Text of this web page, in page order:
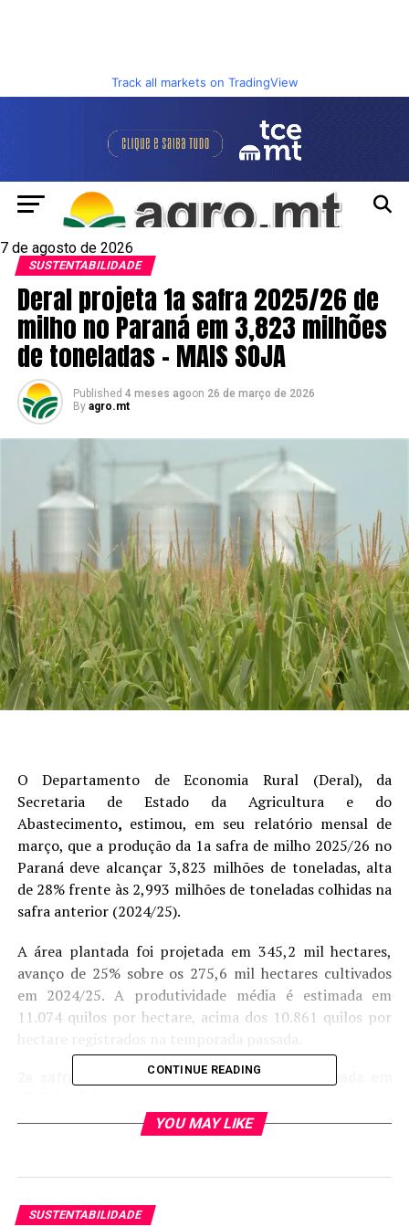
Track all markets on TradingView
7 de agosto de 2026
SUSTENTABILIDADE
Deral projeta 1a safra 2025/26 de
milho no Paraná em 3,823 milhões
de toneladas – MAIS SOJA
Published 4 meses agoon 26 de março de 2026
By agro.mt
O Departamento de Economia Rural (Deral), da
Secretaria de Estado da Agricultura e do
Abastecimento, estimou, em seu relatório mensal de
março, que a produção da 1a safra de milho 2025/26 no
Paraná deve alcançar 3,823 milhões de toneladas, alta
de 28% frente às 2,993 milhões de toneladas colhidas na
safra anterior (2024/25).
A área plantada foi projetada em 345,2 mil hectares,
avanço de 25% sobre os 275,6 mil hectares cultivados
em 2024/25. A produtividade média é estimada em
11.074 quilos por hectare, acima dos 10.861 quilos por
2a safra 2025/26 de milho do Paraná é estimada em
De acordo com o Deral, em seu relatório mensal de
Paraná deve atingir 17,540 milhões de toneladas, recuo
temporada anterior (2024/25).
CONTINUE READING
YOU MAY LIKE
SUSTENTABILIDADE